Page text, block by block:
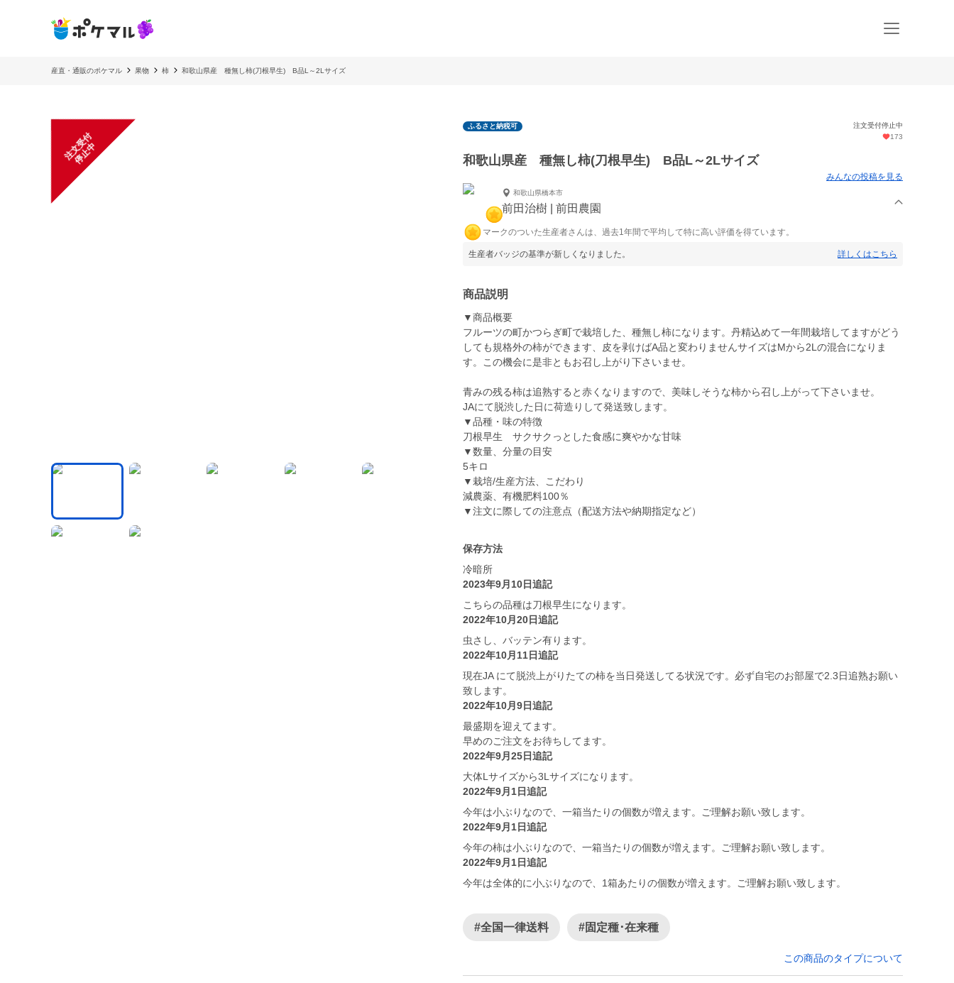
産直・通販のポケマル 果物 柿 和歌山県産 種無し柿(刀根早生) B品L～2Lサイズ
注
文
受
付
停
止
中
ふるさと納税可
注文受付停止中
173
和歌山県産 種無し柿(刀根早生) B品L～2Lサイズ
みんなの投稿を見る
和歌山県橋本市
前田治樹 | 前田農園
マークのついた生産者さんは、過去1年間で平均して特に高い評価を得ています。
生産者バッジの基準が新しくなりました。 詳しくはこちら
商品説明
▼商品概要
フルーツの町かつらぎ町で栽培した、種無し柿になります。丹精込めて一年間栽培してますがどう
しても規格外の柿ができます、皮を剥けばA品と変わりませんサイズはMから2Lの混合になりま
す。この機会に是非ともお召し上がり下さいませ。
青みの残る柿は追熟すると赤くなりますので、美味しそうな柿から召し上がって下さいませ。
JAにて脱渋した日に荷造りして発送致します。
▼品種・味の特徴
刀根早生 サクサクっとした食感に爽やかな甘味
▼数量、分量の目安
5キロ
▼栽培/生産方法、こだわり
減農薬、有機肥料100％
▼注文に際しての注意点（配送方法や納期指定など）
保存方法
冷暗所
2023年9月10日追記
こちらの品種は刀根早生になります。
2022年10月20日追記
虫さし、バッテン有ります。
2022年10月11日追記
現在JA にて脱渋上がりたての柿を当日発送してる状況です。必ず自宅のお部屋で2.3日追熟お願い
致します。
2022年10月9日追記
最盛期を迎えてます。
早めのご注文をお待ちしてます。
2022年9月25日追記
大体Lサイズから3Lサイズになります。
2022年9月1日追記
今年は小ぶりなので、一箱当たりの個数が増えます。ご理解お願い致します。
2022年9月1日追記
今年の柿は小ぶりなので、一箱当たりの個数が増えます。ご理解お願い致します。
2022年9月1日追記
今年は全体的に小ぶりなので、1箱あたりの個数が増えます。ご理解お願い致します。
#全国一律送料 #固定種･在来種
この商品のタイプについて